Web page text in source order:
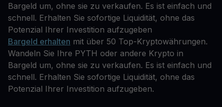
Bargeld um, ohne sie zu verkaufen. Es ist einfach und
schnell. Erhalten Sie sofortige Liquidität, ohne das
Potenzial Ihrer Investition aufzugeben
Bargeld erhalten mit über 50 Top-Kryptowährungen.
Wandeln Sie Ihre PYTH oder andere Krypto in
Bargeld um, ohne sie zu verkaufen. Es ist einfach und
schnell. Erhalten Sie sofortige Liquidität, ohne das
Potenzial Ihrer Investition aufzugeben.